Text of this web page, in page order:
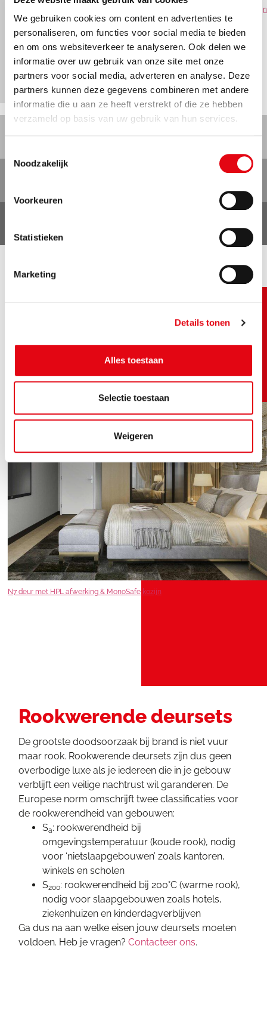
We gebruiken cookies om content en advertenties te
personaliseren, om functies voor social media te bieden
en om ons websiteverkeer te analyseren. Ook delen we
informatie over uw gebruik van onze site met onze
partners voor social media, adverteren en analyse. Deze
partners kunnen deze gegevens combineren met andere
informatie die u aan ze heeft verstrekt of die ze hebben
verzameld op basis van uw gebruik van hun services.
Noodzakelijk
Voorkeuren
Statistieken
Marketing
Details tonen
Alles toestaan
Selectie toestaan
Weigeren
N7 deur met HPL afwerking & DuoFlex kozijn
Rookwerende deursets
De grootste doodsoorzaak bij brand is niet vuur
maar rook. Rookwerende deursets zijn dus geen
overbodige luxe als je iedereen die in je gebouw
verblijft een veilige nachtrust wil garanderen. De
Europese norm omschrijft twee classificaties voor
de rookwerendheid van gebouwen:
Sa: rookwerendheid bij
omgevingstemperatuur (koude rook), nodig
voor ‘nietslaapgebouwen’ zoals kantoren,
winkels en scholen
S200: rookwerendheid bij 200°C (warme rook),
nodig voor slaapgebouwen zoals hotels,
ziekenhuizen en kinderdagverblijven
Ga dus na aan welke eisen jouw deursets moeten
voldoen. Heb je vragen?Contacteer ons.
N7 deur met HPL afwerking & MonoSafe kozijn